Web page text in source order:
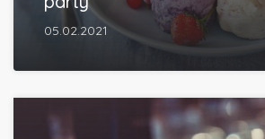
05.02.2021